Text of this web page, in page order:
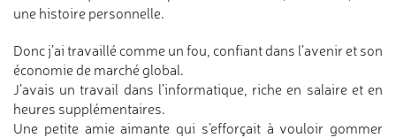
une histoire personnelle.
Donc j’ai travaillé comme un fou, confiant dans l’avenir et son
économie de marché global.
J’avais un travail dans l’informatique, riche en salaire et en
heures supplémentaires.
Une petite amie aimante qui s’efforçait à vouloir gommer